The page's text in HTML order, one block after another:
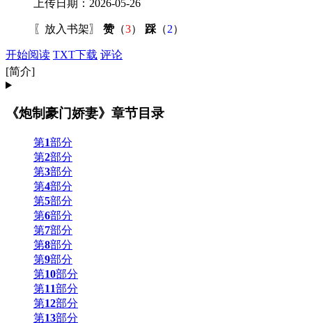
上传日期：2026-05-26
〖 放入书架〗 赞（3） 踩 （2）
开始阅读 TXT下载 评论
[简介]
《炮制豪门娇妻》章节目录
第1部分
第2部分
第3部分
第4部分
第5部分
第6部分
第7部分
第8部分
第9部分
第10部分
第11部分
第12部分
第13部分